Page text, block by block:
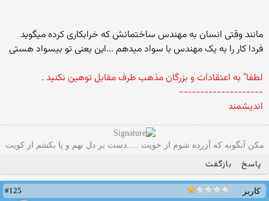
مانند وقتی انسان به مهندس ساختمانش که خرابکاری کرده میگوید
فردا کار را به یک مهندس با سواد میدهم ...این یعنی تو بیسواد هستی
لطفا" به اعتقادات و بزرگان مذهب طرف مقابل توهین نکنید .
--------------------
اندیشمند
مکن آنگونه که آزرده شوم از خویت .....دست بر دل نهم و پا بکشم از کویت
پاسخ بازگفت
کاربر
#125